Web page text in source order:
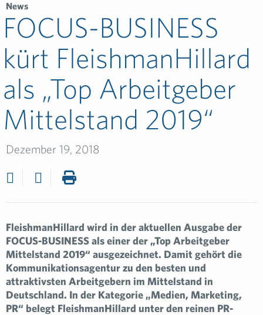
News
FOCUS-BUSINESS
kürt FleishmanHillard
als „Top Arbeitgeber
Mittelstand 2019“
Dezember 19, 2018
FleishmanHillard wird in der aktuellen Ausgabe der
FOCUS-BUSINESS als einer der „Top Arbeitgeber
Mittelstand 2019“ ausgezeichnet. Damit gehört die
Kommunikationsagentur zu den besten und
attraktivsten Arbeitgebern im Mittelstand in
Deutschland. In der Kategorie „Medien, Marketing,
PR“ belegt FleishmanHillard unter den reinen PR-